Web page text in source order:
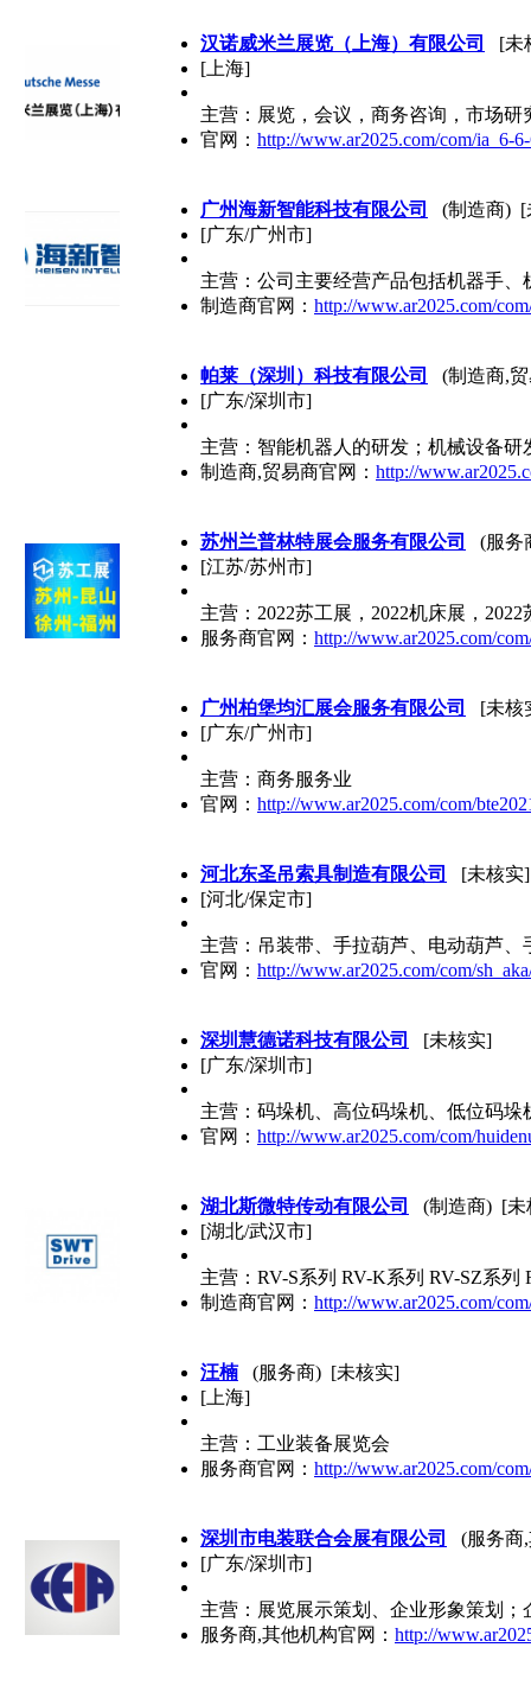
汉诺威米兰展览（上海）有限公司
[未
[上海]
主营：展览，会议，商务咨询，市场研
官网： http://www.ar2025.com/com/ia_6-
广州海新智能科技有限公司
(制造商) [
[广东/广州市]
主营：公司主要经营产品包括机器手
制造商官网： http://www.ar2025.com/
帕莱（深圳）科技有限公司
(制造商,
[广东/深圳市]
主营：智能机器人的研发；机械设备
制造商,贸易商官网： http://
苏州兰普林特展会服务有限公司
(服务
[江苏/苏州市]
主营：2022苏工展，2022机床展，
服务商官网： http://www.ar2025.com/
广州柏堡均汇展会服务有限公司
[未核
[广东/广州市]
主营：商务服务业
官网： http://www.ar2025.com/com/
河北东圣吊索具制造有限公司
[未核实]
[河北/保定市]
主营：吊装带、手拉葫芦、电动葫芦
官网： http://www.ar2025.com/com/
深圳慧德诺科技有限公司
[未核实]
[广东/深圳市]
主营：码垛机、高位码垛机、低位码
官网： http://www.ar2025.com/com/
湖北斯微特传动有限公司
(制造商) [未
[湖北/武汉市]
主营：RV-S系列 RV-K系列 RV-SZ系列
制造商官网： http://www.ar2025.com/
汪楠
(服务商) [未核实]
[上海]
主营：工业装备展览会
服务商官网： http://www.ar2025.com/
深圳市电装联合会展有限公司
(服务商
[广东/深圳市]
主营：展览展示策划、企业形象策划
服务商,其他机构官网： http://